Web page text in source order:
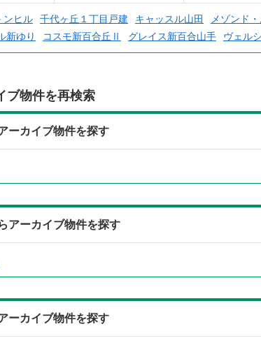
ンヒル 千代ヶ丘１丁目戸建 キャッスル山田 メゾンド・
新ゆり コスモ新百合丘Ⅱ グレイス新百合山手 ヴェル
ブ物件を再検索
ーカイブ物件を探す
アーカイブ物件を探す
ーカイブ物件を探す